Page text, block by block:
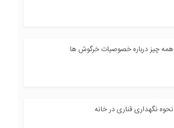
همه چیز درباره خصوصیات خرگوش ها
نحوه نگهداری قناری در خانه